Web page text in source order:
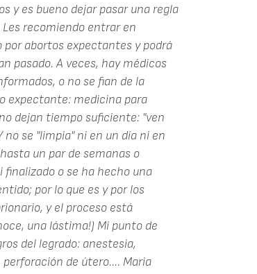
y es bueno dejar pasar una regla
recomiendo entrar en
por abortos expectantes y podrá
pasado. A veces, hay médicos
o no se fian de la
expectante: medicina para
dejan tiempo suficiente: "ven
se "limpia" ni en un día ni en
un par de semanas o
o se ha hecho una
por lo que es y por los
y el proceso está
una lástima!) Mi punto de
del legrado: anestesia,
de útero.... Maria